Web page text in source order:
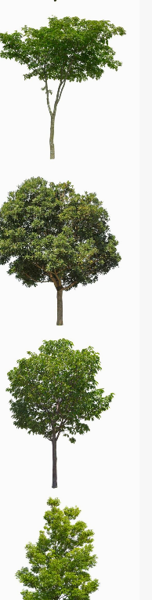
無料ダウンロード
無料ダウンロード
無料ダウンロード